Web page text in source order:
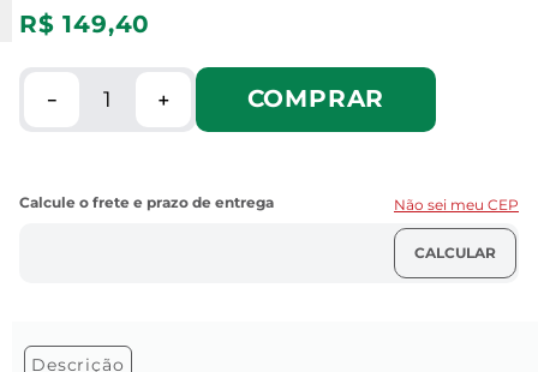
R$ 149,40
＋
－ COMPRAR
Não sei meu CEP
Descrição